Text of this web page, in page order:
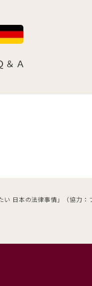
＆Ａ
日本の法律事情」（協力